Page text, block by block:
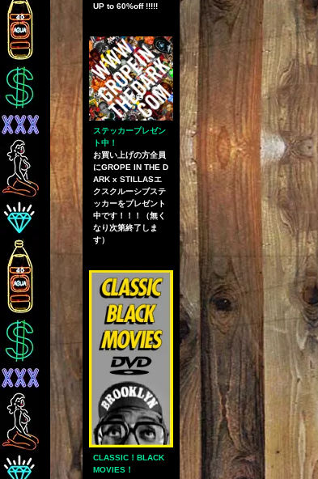
UP to 60%off !!!!!
ステッカープレゼン
ト中！
お買い上げの方全員
にGROPE IN THE D
ARK x STILLASエ
クスクルーシブステ
ッカーをプレゼント
中です！！！（無く
なり次第終了しま
す）
CLASSIC！BLACK
MOVIES！